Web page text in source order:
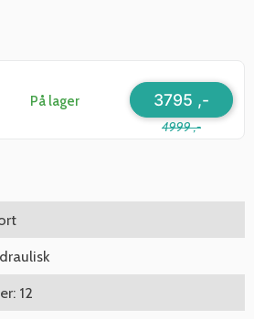
På lager
4999 ,-
3795 ,-
12